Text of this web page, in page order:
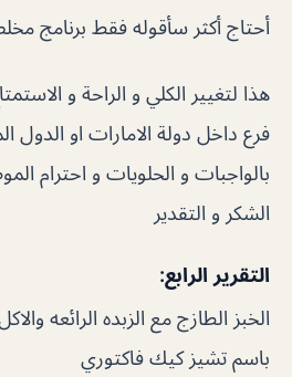
أحتاج أكثر سأقوله فقط برنامج
هذا لتغيير الكلي و الراحة و
فرع داخل دولة الامارات او الدول
بالواجبات و الحلويات و احترام
الشكر و التقدير
التقرير الرابع:
الخبز الطازج مع الزبده الرائعه
باسم تشيز كيك فاكتوري